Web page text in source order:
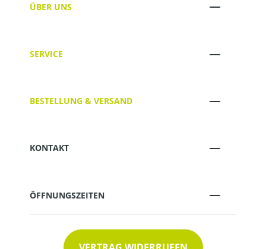
ÜBER UNS
SERVICE
BESTELLUNG & VERSAND
KONTAKT
ÖFFNUNGSZEITEN